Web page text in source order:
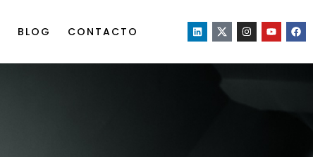
BLOG CONTACTO